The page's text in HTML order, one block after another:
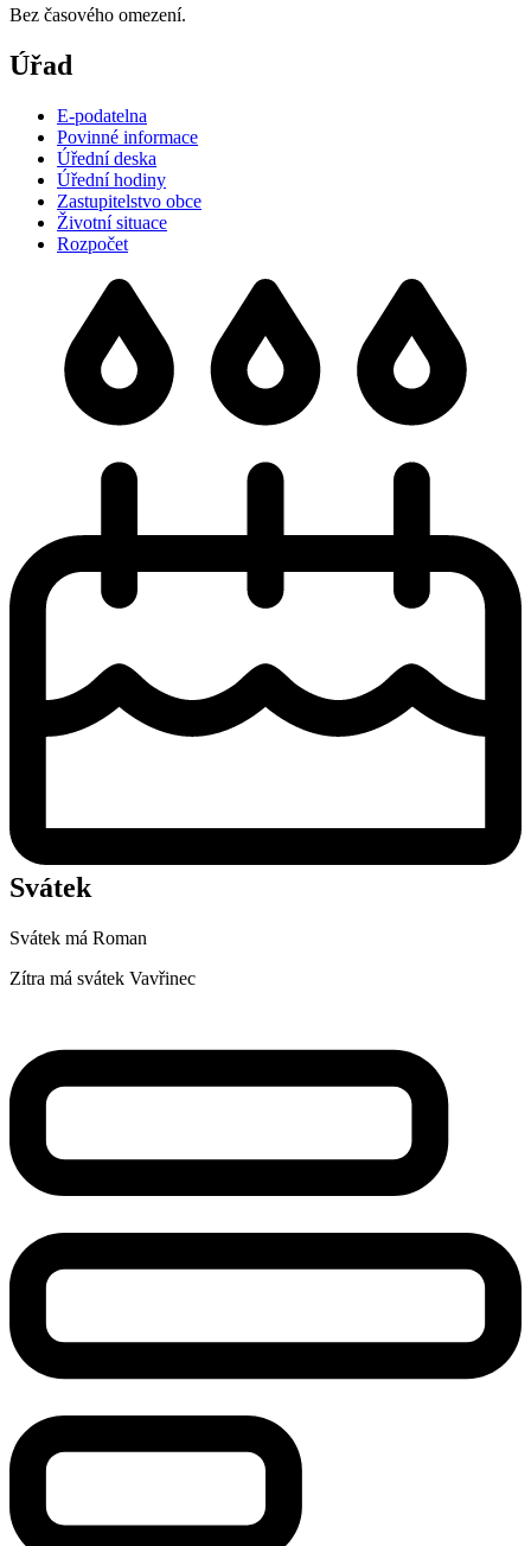
Bez časového omezení.
Úřad
E-podatelna
Povinné informace
Úřední deska
Úřední hodiny
Zastupitelstvo obce
Životní situace
Rozpočet
Svátek
Svátek má Roman
Zítra má svátek Vavřinec